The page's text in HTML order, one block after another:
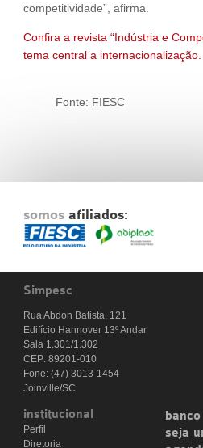
competitividade”, afirma.
Confira a revista “Indústria e
tema central a internacionalização.
Fonte: FIESC
somos afiliados:
Simpesc
Rua Abdon Batista, 121
Edifício Hannover 13º Andar
Sala 1.301/1.302
CEP: 89201-010
Fone: (47) 3013-1454
Joinville/SC
institucional
Perfil
Diretoria
seja